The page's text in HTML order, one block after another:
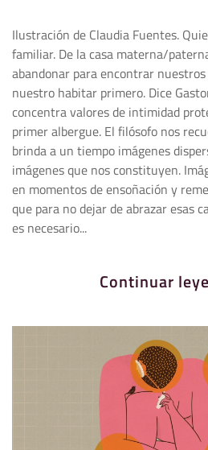
Ilustración de Claudia Fuentes.
familiar. De la casa materna/
abandonar para encontrar nuestros
nuestro habitar primero. Dice
concentra valores de intimidad
primer albergue. El filósofo nos
brinda a un tiempo imágenes
imágenes que nos constituyen.
en momentos de ensoñación y
que para no dejar de abrazar esas
es necesario...
Continuar